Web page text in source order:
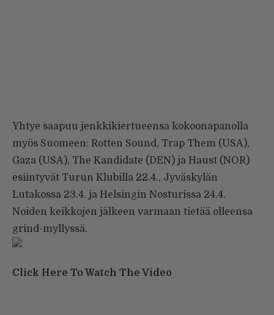
Yhtye saapuu jenkkikiertueensa kokoonapanolla
myös Suomeen: Rotten Sound, Trap Them (USA),
Gaza (USA), The Kandidate (DEN) ja Haust (NOR)
esiintyvät Turun Klubilla 22.4., Jyväskylän
Lutakossa 23.4. ja Helsingin Nosturissa 24.4.
Noiden keikkojen jälkeen varmaan tietää olleensa
grind-myllyssä.
Click Here To Watch The Video